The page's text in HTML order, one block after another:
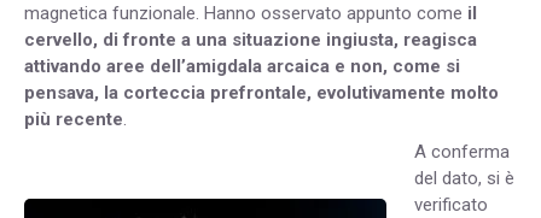
magnetica funzionale. Hanno osservato appunto come il
cervello, di fronte a una situazione ingiusta, reagisca
attivando aree dell’amigdala arcaica e non, come si
pensava, la corteccia prefrontale, evolutivamente molto
più recente.
A conferma
del dato, si è
verificato